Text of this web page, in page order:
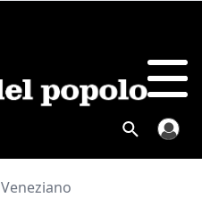
Veneziano